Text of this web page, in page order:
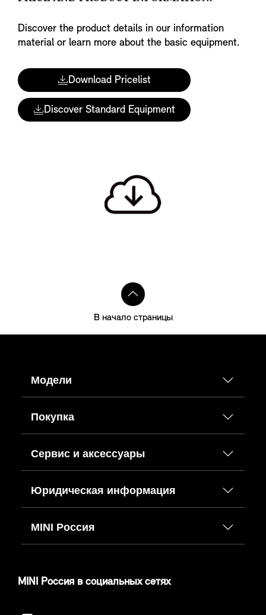
Discover the product details in our information
material or learn more about the basic equipment.
Download Pricelist
Discover Standard Equipment
В начало страницы
Модели
Покупка
Сервис и аксессуары
Юридическая информация
MINI Россия
MINI Россия в социальных сетях